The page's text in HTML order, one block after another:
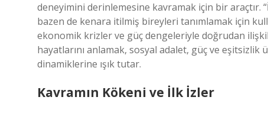
deneyimini derinlemesine kavramak için bir araçtır.
bazen de kenara itilmiş bireyleri tanımlamak için
ekonomik krizler ve güç dengeleriyle doğrudan
hayatlarını anlamak, sosyal adalet, güç ve
dinamiklerine ışık tutar.
Kavramın Kökeni ve İlk İzler